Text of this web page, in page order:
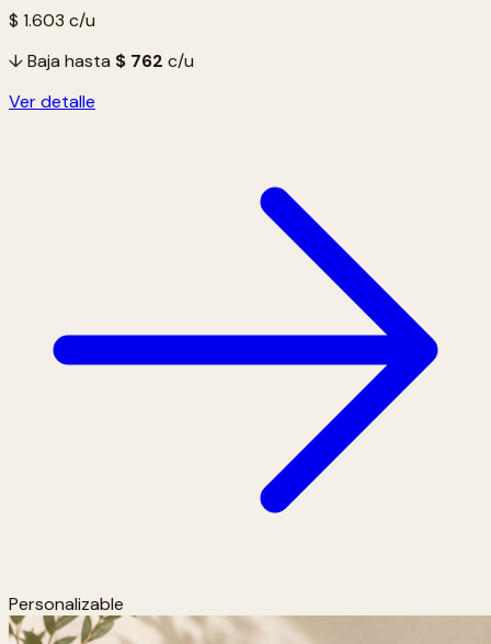
$ 1.603 c/u
↓ Baja hasta $ 762 c/u
Ver detalle
Personalizable